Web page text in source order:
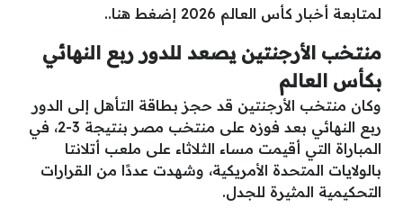
لمتابعة أخبار كأس العالم 2026 إضغط هنا..
منتخب الأرجنتين يصعد للدور ربع النهائي
بكأس العالم
وكان منتخب الأرجنتين قد حجز بطاقة التأهل إلى الدور
ربع النهائي بعد فوزه على منتخب مصر بنتيجة 3-2، في
المباراة التي أقيمت مساء الثلاثاء على ملعب أتلانتا
بالولايات المتحدة الأمريكية، وشهدت عددًا من القرارات
التحكيمية المثيرة للجدل.